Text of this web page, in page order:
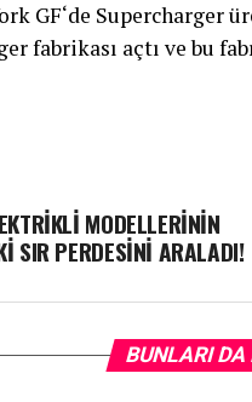
GF‘de Supercharger
fabrikası açtı ve bu
MODELLERİNİN
SIR PERDESİNİ ARALADI!
BUNLARI